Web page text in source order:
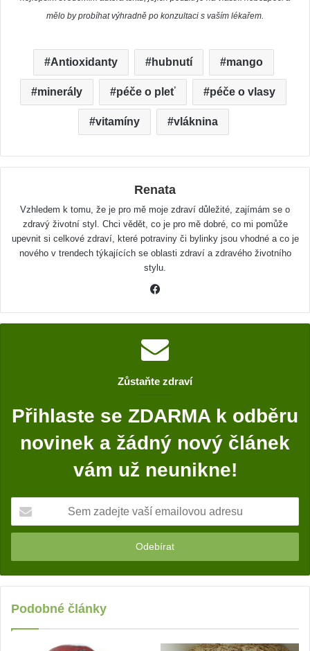
mělo by probíhat výhradně po konzultaci s vaším lékařem.
Antioxidanty hubnutí mango
minerály péče o pleť péče o vlasy
vitamíny vláknina
Renata
Vzhledem k tomu, že je pro mě moje zdraví důležité, zajímám se o
zdravý životní styl. Chci vědět, co je pro mě dobré, co mi pomůže
upevnit si celkové zdraví, které potraviny či bylinky jsou vhodné a co je
nového v trendech týkajících se oblasti zdraví a zdravého životního
stylu.
c
e
b
Zůstaňte zdraví
Přihlaste se ZDARMA k odběru
novinek a žádný nový článek
vám už neunikne!
m
a
d
jPodobné články